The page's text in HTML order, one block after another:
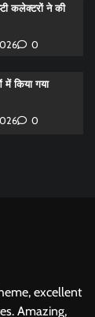
कलेक्टरों ने की
0
किया गया
0
excellent
Amazing,